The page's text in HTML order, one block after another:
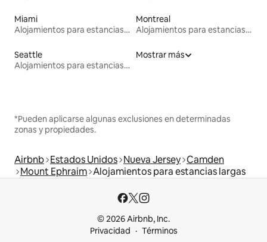
Miami
Alojamientos para estancias largas
Montreal
Alojamientos para estancias largas
Seattle
Alojamientos para estancias largas
Mostrar más
*Pueden aplicarse algunas exclusiones en determinadas
zonas y propiedades.
Airbnb Estados Unidos Nueva Jersey Camden
Mount Ephraim Alojamientos para estancias largas
© 2026 Airbnb, Inc.
Privacidad
Términos